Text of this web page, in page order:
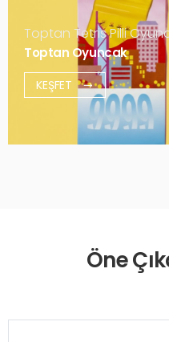
Toptan Tetris Pilli
Toptan Oyuncak
KEŞFET
Öne